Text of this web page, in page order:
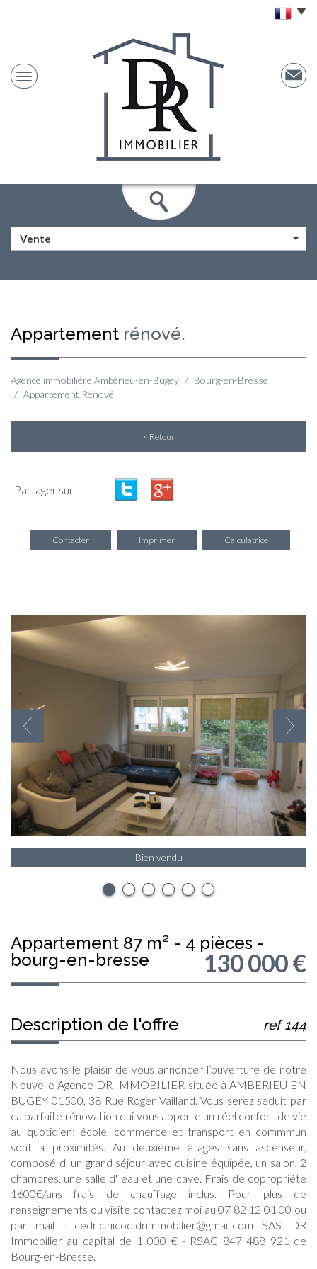
Vente
appartement rénové.
Agence immobilière Ambérieu-en-Bugey
Bourg-en-Bresse
Appartement Rénové.
< Retour
Partager sur
Contacter Imprimer Calculatrice
Bien vendu
appartement 87 m² - 4 pièces -
bourg-en-bresse
130 000€
description de l'offre ref 144
Nous avons le plaisir de vous annoncer l’ouverture de notre
Nouvelle Agence DR IMMOBILIER située à AMBERIEU EN
BUGEY 01500, 38 Rue Roger Vailland. Vous serez seduit par
ca parfaite rénovation qui vous apporte un réel confort de vie
au quotidien; école, commerce et transport en commmun
sont à proximités. Au deuxième étages sans ascenseur,
composé d' un grand séjour avec cuisine équipée, un salon, 2
chambres, une salle d' eau et une cave. Frais de copropriété
1600€/ans frais de chauffage inclus. Pour plus de
renseignements ou visite contactez moi au 07 82 12 01 00 ou
par mail : cedric.nicod.drimmobilier@gmail.com SAS DR
Immobilier au capital de 1 000 € - RSAC 847 488 921 de
Bourg-en-Bresse.